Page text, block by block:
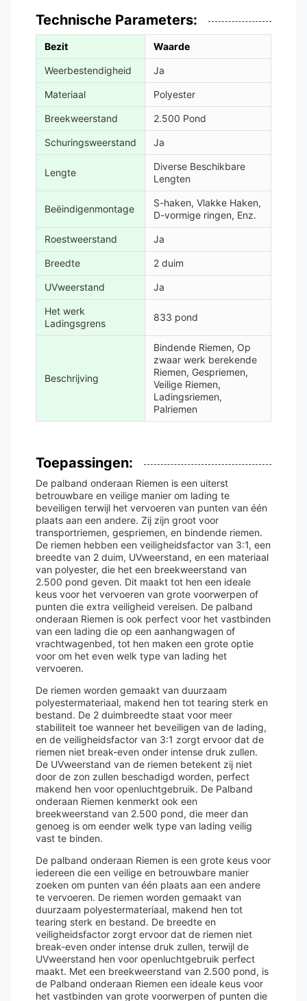
Technische Parameters:
Bezit Waarde
Weerbestendigheid Ja
Materiaal Polyester
Breekweerstand 2.500 Pond
Schuringsweerstand Ja
Lengte
Diverse Beschikbare
Lengten
Beëindigenmontage
S-haken, Vlakke Haken,
D-vormige ringen, Enz.
Roestweerstand Ja
Breedte 2 duim
UVweerstand Ja
Het werk
Ladingsgrens
833 pond
Beschrijving
Bindende Riemen, Op
zwaar werk berekende
Riemen, Gespriemen,
Veilige Riemen,
Ladingsriemen,
Palriemen
Toepassingen:
De palband onderaan Riemen is een uiterst
betrouwbare en veilige manier om lading te
beveiligen terwijl het vervoeren van punten van één
plaats aan een andere. Zij zijn groot voor
transportriemen, gespriemen, en bindende riemen.
De riemen hebben een veiligheidsfactor van 3:1, een
breedte van 2 duim, UVweerstand, en een materiaal
van polyester, die het een breekweerstand van
2.500 pond geven. Dit maakt tot hen een ideale
keus voor het vervoeren van grote voorwerpen of
punten die extra veiligheid vereisen. De palband
onderaan Riemen is ook perfect voor het vastbinden
van een lading die op een aanhangwagen of
vrachtwagenbed, tot hen maken een grote optie
voor om het even welk type van lading het
vervoeren.
De riemen worden gemaakt van duurzaam
polyestermateriaal, makend hen tot tearing sterk en
bestand. De 2 duimbreedte staat voor meer
stabiliteit toe wanneer het beveiligen van de lading,
en de veiligheidsfactor van 3:1 zorgt ervoor dat de
riemen niet break-even onder intense druk zullen.
De UVweerstand van de riemen betekent zij niet
door de zon zullen beschadigd worden, perfect
makend hen voor openluchtgebruik. De Palband
onderaan Riemen kenmerkt ook een
breekweerstand van 2.500 pond, die meer dan
genoeg is om eender welk type van lading veilig
vast te binden.
De palband onderaan Riemen is een grote keus voor
iedereen die een veilige en betrouwbare manier
zoeken om punten van één plaats aan een andere
te vervoeren. De riemen worden gemaakt van
duurzaam polyestermateriaal, makend hen tot
tearing sterk en bestand. De breedte en
veiligheidsfactor zorgt ervoor dat de riemen niet
break-even onder intense druk zullen, terwijl de
UVweerstand hen voor openluchtgebruik perfect
maakt. Met een breekweerstand van 2.500 pond, is
de Palband onderaan Riemen een ideale keus voor
het vastbinden van grote voorwerpen of punten die